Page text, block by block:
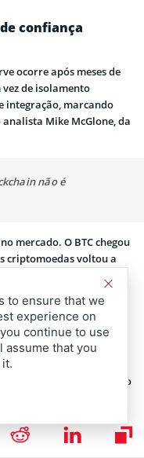
confiança
ocorre após meses de
de isolamento
integração, marcando
Mike McGlone, da
não é
mercado. O BTC chegou
criptomoedas voltou a
o Ethereum (ETH) subiu
também avançou,
(ADA).
a narrativa foi
representa o início
em que bancos, fintechs
mesmo sistema
to ensure that we
experience on
continue to use
that you